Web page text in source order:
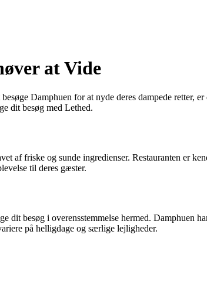
at Vide
Damphuen for at nyde deres dampede retter,
dit besøg med Lethed.
af friske og sunde ingredienser. Restauranten er
til deres gæster.
besøg i overensstemmelse hermed. Damphuen
på helligdage og særlige lejligheder.